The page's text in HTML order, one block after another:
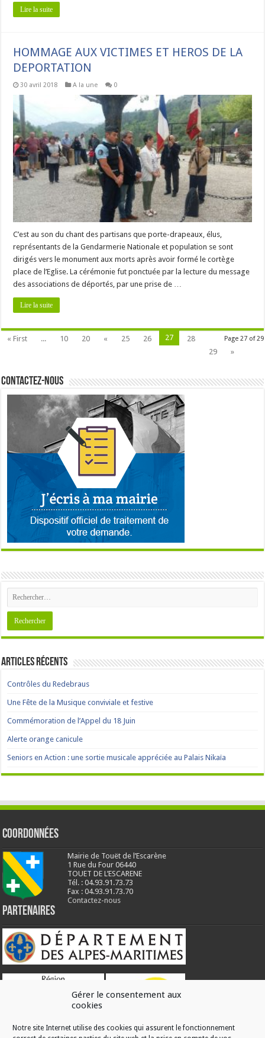
Gérer le consentement aux
cookies
Notre site Internet utilise des cookies qui assurent le fonctionnement
Lire la suite
HOMMAGE AUX VICTIMES ET HEROS DE LA
DEPORTATION
30 avril 2018 A la une 0
C’est au son du chant des partisans que porte-drapeaux, élus,
représentants de la Gendarmerie Nationale et population se sont
dirigés vers le monument aux morts après avoir formé le cortège
place de l’Eglise. La cérémonie fut ponctuée par la lecture du message
des associations de déportés, par une prise de …
Lire la suite
Page 27 of 29
« First ... 10 20 « 25 26 27
28
29
»
Contactez-nous
Articles récents
Contrôles du Redebraus
Une Fête de la Musique conviviale et festive
Commémoration de l’Appel du 18 Juin
Alerte orange canicule
Seniors en Action : une sortie musicale appréciée au Palais Nikaïa
Coordonnées
Mairie de Touët de l’Escarène
1 Rue du Four 06440
TOUET DE L’ESCARENE
Tél. : 04.93.91.73.73
Fax : 04.93.91.73.70
Contactez-nous
Partenaires